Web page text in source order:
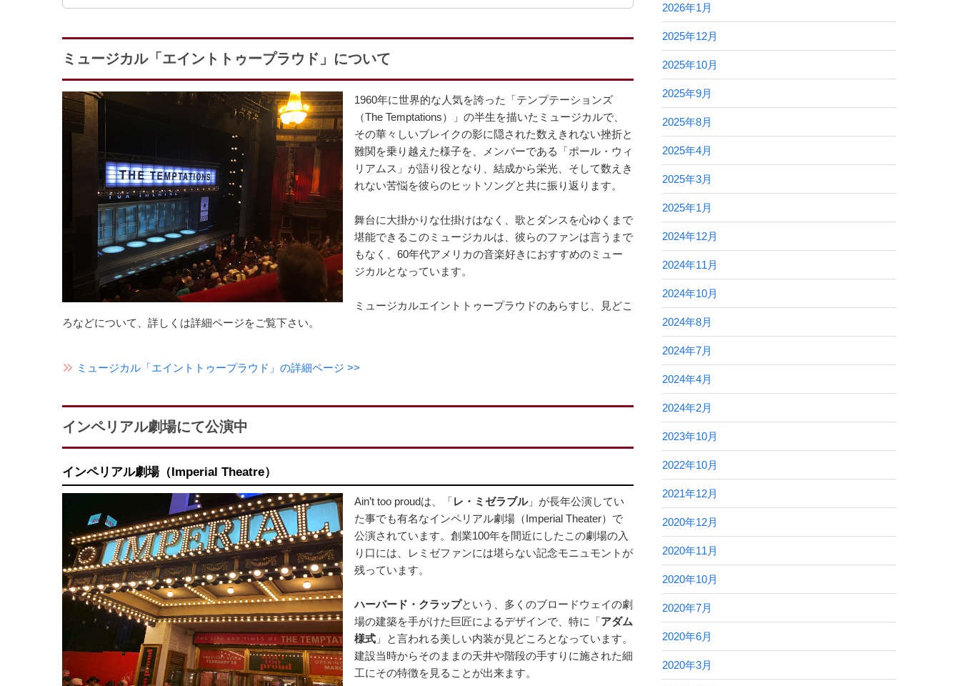
ミュージカル「エイントトゥープラウド」について
1960年に世界的な人気を誇った「テンプテーションズ
（The Temptations）」の半生を描いたミュージカルで、
その華々しいブレイクの影に隠された数えきれない挫折と
難関を乗り越えた様子を、メンバーである「ポール・ウィ
リアムス」が語り役となり、結成から栄光、そして数えき
れない苦悩を彼らのヒットソングと共に振り返ります。
舞台に大掛かりな仕掛けはなく、歌とダンスを心ゆくまで
堪能できるこのミュージカルは、彼らのファンは言うまで
もなく、60年代アメリカの音楽好きにおすすめのミュー
ジカルとなっています。
ミュージカルエイントトゥープラウドのあらすじ、見どこ
ろなどについて、詳しくは詳細ページをご覧下さい。
ミュージカル「エイントトゥープラウド」の詳細ページ >>
インペリアル劇場にて公演中
インペリアル劇場（Imperial Theatre）
Ain’t too proudは、「 レ・ミゼラブル」が長年公演してい
た事でも有名なインペリアル劇場（Imperial Theater）で
公演されています。創業100年を間近にしたこの劇場の入
り口には、レミゼファンには堪らない記念モニュモントが
残っています。
ハーバード・クラップという、多くのブロードウェイの劇
場の建築を手がけた巨匠によるデザインで、特に「 アダム
様式 」と言われる美しい内装が見どころとなっています。
建設当時からそのままの天井や階段の手すりに施された細
工にその特徴を見ることが出来ます。
2026年1月
2025年12月
2025年10月
2025年9月
2025年8月
2025年4月
2025年3月
2025年1月
2024年12月
2024年11月
2024年10月
2024年8月
2024年7月
2024年4月
2024年2月
2023年10月
2022年10月
2021年12月
2020年12月
2020年11月
2020年10月
2020年7月
2020年6月
2020年3月